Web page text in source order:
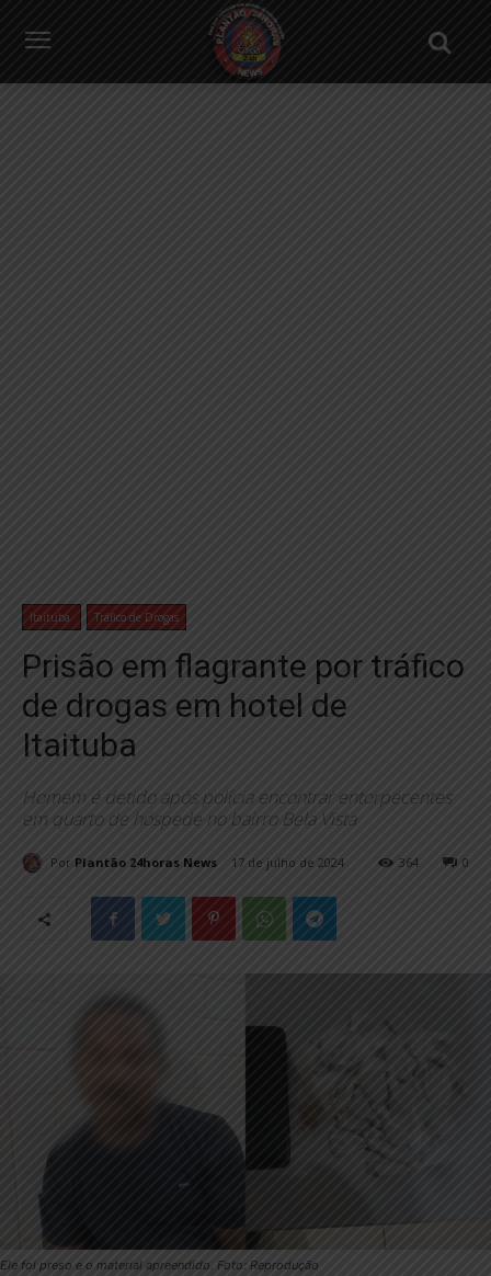
Itaituba Tráfico de Drogas
Prisão em flagrante por tráfico
de drogas em hotel de
Itaituba
Homem é detido após polícia encontrar entorpecentes
em quarto de hóspede no bairro Bela Vista
Por Plantão 24horas News 17 de julho de 2024 0
364
Ele foi preso e o material apreendido. Foto: Reprodução